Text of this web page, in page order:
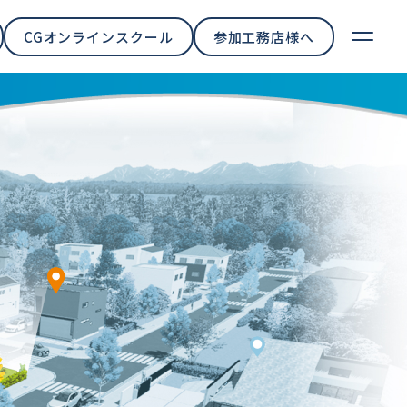
CGオンラインスクール 参加工務店様へ